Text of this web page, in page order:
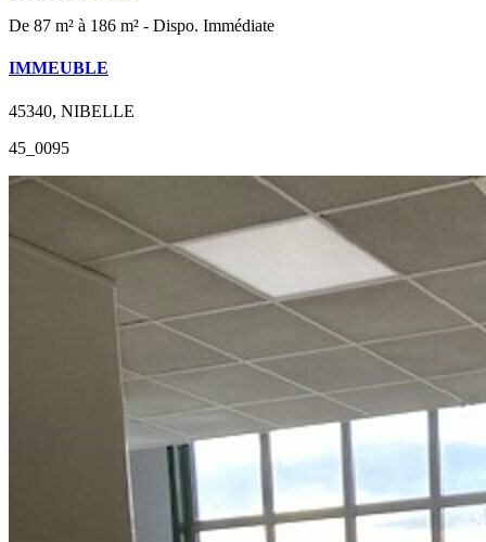
De 87 m² à 186 m² - Dispo. Immédiate
IMMEUBLE
45340, NIBELLE
45_0095